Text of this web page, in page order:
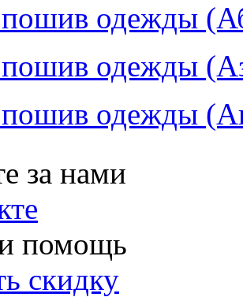
одежды
одежды
одежды
за нами
помощь
скидку